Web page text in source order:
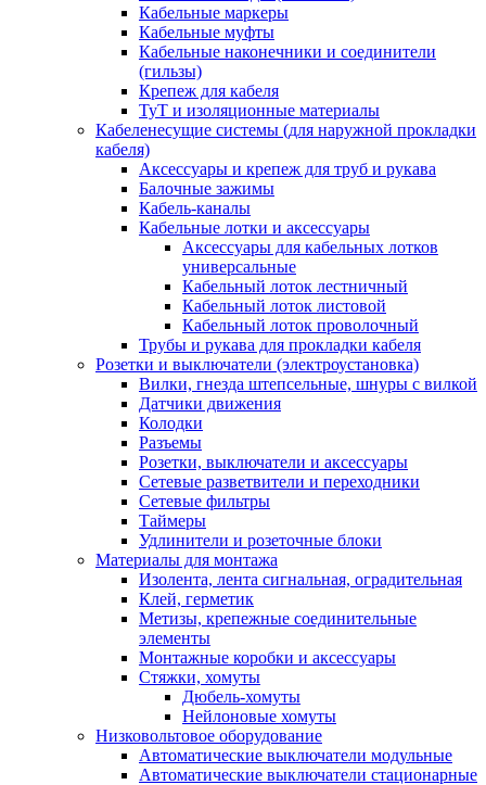
Кабельные маркеры
Кабельные муфты
Кабельные наконечники и соединители
(гильзы)
Крепеж для кабеля
ТуТ и изоляционные материалы
Кабеленесущие системы (для наружной прокладки
кабеля)
Аксессуары и крепеж для труб и рукава
Балочные зажимы
Кабель-каналы
Кабельные лотки и аксессуары
Аксессуары для кабельных лотков
универсальные
Кабельный лоток лестничный
Кабельный лоток листовой
Кабельный лоток проволочный
Трубы и рукава для прокладки кабеля
Розетки и выключатели (электроустановка)
Вилки, гнезда штепсельные, шнуры с вилкой
Датчики движения
Колодки
Разъемы
Розетки, выключатели и аксессуары
Сетевые разветвители и переходники
Сетевые фильтры
Таймеры
Удлинители и розеточные блоки
Материалы для монтажа
Изолента, лента сигнальная, оградительная
Клей, герметик
Метизы, крепежные соединительные
элементы
Монтажные коробки и аксессуары
Стяжки, хомуты
Дюбель-хомуты
Нейлоновые хомуты
Низковольтовое оборудование
Автоматические выключатели модульные
Автоматические выключатели стационарные